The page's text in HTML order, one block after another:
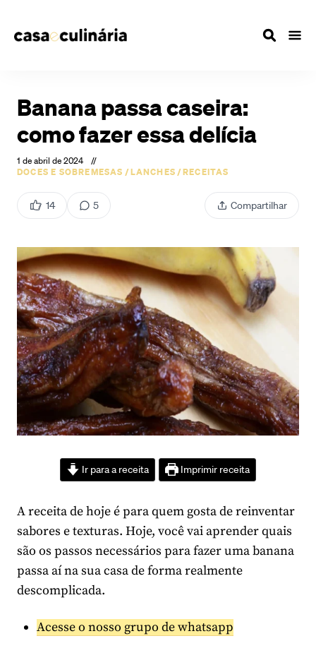
Banana passa caseira:
como fazer essa delícia
1 de abril de 2024
//
DOCES E SOBREMESAS /LANCHES/RECEITAS
14 5 Compartilhar
Ir para a receita Imprimir receita
A receita de hoje é para quem gosta de reinventar
sabores e texturas. Hoje, você vai aprender quais
são os passos necessários para fazer uma banana
passa aí na sua casa de forma realmente
descomplicada.
Acesse o nosso grupo de whatsapp